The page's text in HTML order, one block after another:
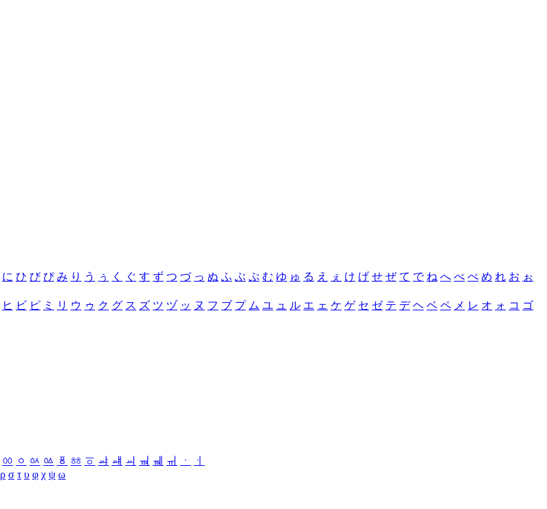
に ひ び ぴ み り う ぅ く ぐ す ず つ づ っ ぬ ふ ぶ ぷ む ゆ ゅ る え ぇ け げ せ ぜ て で ね へ べ ぺ め れ お ぉ
ヒ ビ ピ ミ リ ウ ゥ ク グ ス ズ ツ ヅ ッ ヌ フ ブ プ ム ユ ュ ル エ ェ ケ ゲ セ ゼ テ デ ヘ ベ ペ メ レ オ ォ コ ゴ
ㆀ ㆁ ㆂ ㆃ ㆄ ㆅ ㆆ ㆇ ㆈ ㆉ ㆊ ㆋ ㆌ ㆍ
ㆎ
ρ σ τ υ φ χ ψ ω